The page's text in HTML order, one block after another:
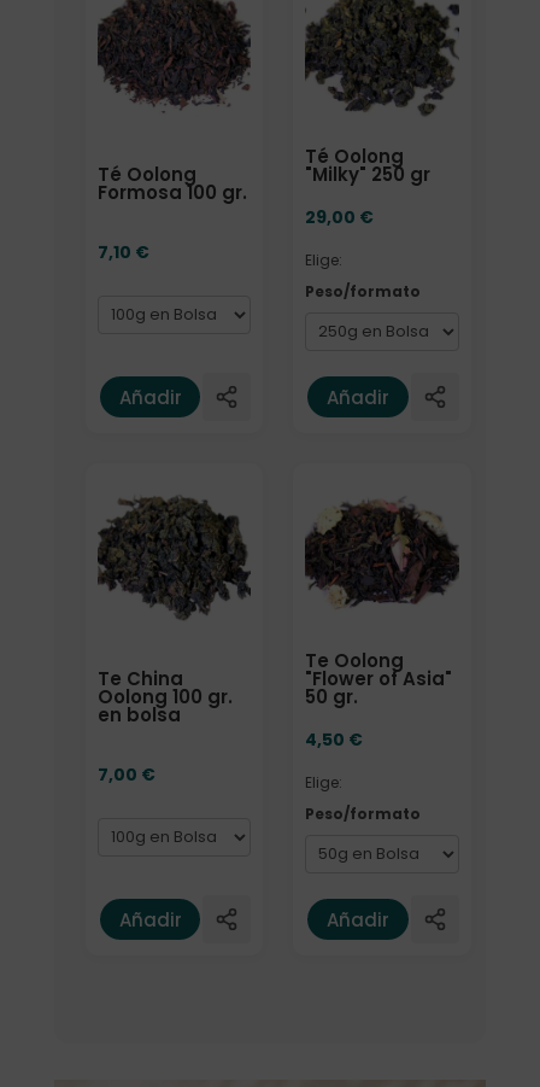
Té Oolong
Formosa 100 gr.
7,10 €
Añadir
Té Oolong
"Milky" 250 gr
29,00 €
Elige:
Peso/formato
Añadir
Te China
Oolong 100 gr.
en bolsa
7,00 €
Formato
Añadir
Te Oolong
"Flower of Asia"
50 gr.
4,50 €
Elige:
Peso/formato
Añadir